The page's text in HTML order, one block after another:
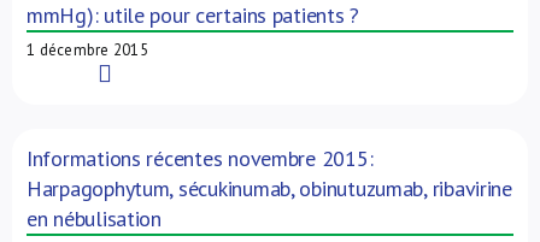
mmHg): utile pour certains patients ?
1 décembre 2015
Informations récentes novembre 2015:
Harpagophytum, sécukinumab, obinutuzumab, ribavirine
en nébulisation